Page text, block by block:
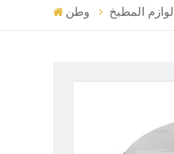
وطن لوازم المطبخ